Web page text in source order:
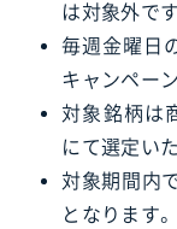
は対象外です
毎週金曜日
キャンペー
対象銘柄は
にて選定い
対象期間内
となります。